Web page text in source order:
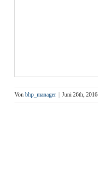
Von bhp_manager Juni 26th, 2016